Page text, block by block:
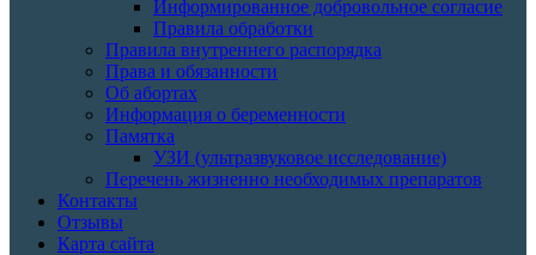
Информированное добровольное согласие
Правила обработки
Правила внутреннего распорядка
Права и обязанности
Об абортах
Информация о беременности
Памятка
УЗИ (ультразвуковое исследование)
Перечень жизненно необходимых препаратов
Контакты
Отзывы
Карта сайта